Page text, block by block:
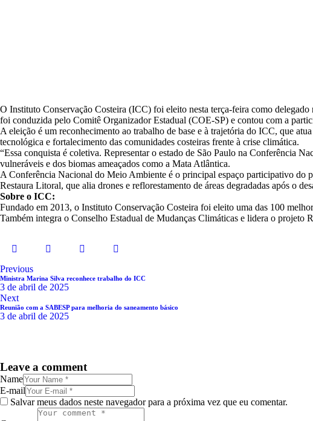
O Instituto Conservação Costeira (ICC) foi eleito nesta terça-feira como
foi conduzida pelo Comitê Organizador Estadual (COE-SP) e contou com a
A eleição é um reconhecimento ao trabalho de base e à trajetória do ICC, que
tecnológica e fortalecimento das comunidades costeiras frente à crise climática.
“Essa conquista é coletiva. Representar o estado de São Paulo na Conferência
vulneráveis e dos biomas ameaçados como a Mata Atlântica.
A Conferência Nacional do Meio Ambiente é o principal espaço participativo do
Restaura Litoral, que alia drones e reflorestamento de áreas degradadas após o
Sobre o ICC:
Fundado em 2013, o Instituto Conservação Costeira foi eleito uma das 100
Também integra o Conselho Estadual de Mudanças Climáticas e lidera o
Navegação
de
Post
Previous
Ministra Marina Silva reconhece trabalho do ICC
3 de abril de 2025
Next
Reunião com a SABESP para melhoria do saneamento básico
3 de abril de 2025
Leave a comment
Name
E-mail
Salvar meus dados neste navegador para a próxima vez que eu comentar.